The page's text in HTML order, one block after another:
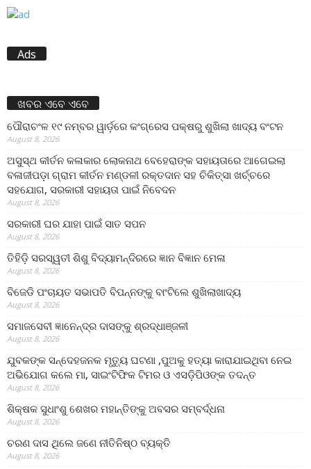
Ads
ଖବର ଏବେ ଏବେ
ପୌରାଚଂଳ ୧୯ ନମ୍ବର ୱାର୍ଡ଼ରେ କଂଗ୍ରେସ ପକ୍ଷରୁ ଶୁଖିଲା ଖାଦ୍ୟ ବଂଟନ
August 8, 2026
ଅସୁସ୍ଥ କୀର୍ତନ କଳାକାର ଲୋକନାଥ ବେହେରାଙ୍କ ସହାୟତାରେ ଆଗେଇଲା
ବଳାଜୀପଡ଼ା ଗ୍ରାମ କୀର୍ତନ ମଣ୍ଡଳୀ ରକ୍ତଦାନ ସହ ଚିକିତ୍ସା ଖର୍ଚ୍ଚରେ
ସହଯୋଗ, ସରକାରୀ ସହାୟତା ପାଇଁ ନିବେଦନ
August 8, 2026
ସରକାରୀ ଘର ଯାହା ପାଇଁ ସାତ ସପନ
August 8, 2026
ତିହିଡି଼ ସରସ୍ୱତୀ ଶିଶୁ ବିଦ୍ୟାମନ୍ଦିରରେ ଜ୍ଞାନ ବିଜ୍ଞାନ ମେଳା
August 8, 2026
ବିଜେଡି ପଂଚାୟତ ସଭାପତି ବିପନ୍ନଙ୍କୁ ବାଂଟିଲେ ଶୁଖିଲାଖାଦ୍ୟ
August 8, 2026
ସମାଜସେବୀ ଜ୍ଞାନେନ୍ଦ୍ର ଦାସଙ୍କୁ ଶ୍ରଦ୍ଧାଞ୍ଜଳୀ
August 8, 2026
ଯୁବକଙ୍କ ସନ୍ଦେହଜନକ ମୃତ୍ୟୁ ଘଟଣା ,ପୁଅକୁ ହତ୍ୟା କାରାଯାଇଥିବା ନେଇ
ଅଭିଯୋଗ କଲେ ମା, ସାଇଂଟିଫିକ ଟିମର ଓ ଏସଡ଼ିପିଓଙ୍କ ତଦନ୍ତ
August 8, 2026
ଶିକ୍ଷକ ସୁଧାଂଶୁ ଶେଖର ମହାନ୍ତିଙ୍କୁ ଅବସର ସମ୍ବର୍ଦ୍ଧନା
August 8, 2026
ଚରଣ ଦାସ ଥିଲେ ଜଣେ ନୀତିନିଷ୍ଠ ବ୍ୟକ୍ତି
August 8, 2026